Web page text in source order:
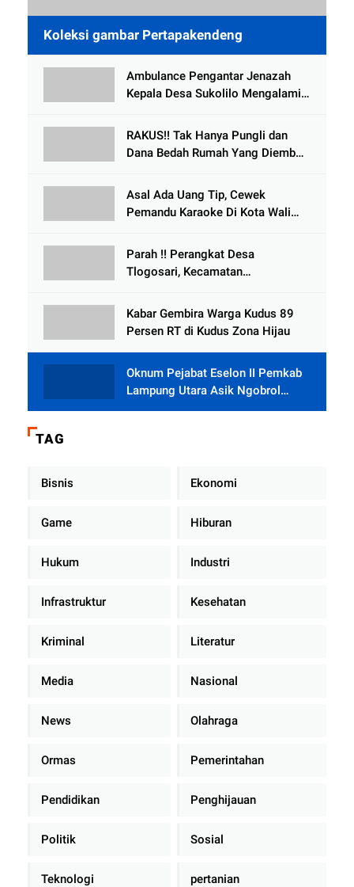
Koleksi gambar Pertapakendeng
Ambulance Pengantar Jenazah
Kepala Desa Sukolilo Mengalami
Meninggal Dunia
RAKUS!! Tak Hanya Pungli dan
Dana Bedah Rumah Yang Diembat,
Tlogowungu, di Duga
Selewengkan Bantuan Mushola
Asal Ada Uang Tip, Cewek
Pemandu Karaoke Di Kota Wali
Parah !! Perangkat Desa
Tlogosari, Kecamatan
Rumah dari BAZNAS
Kabar Gembira Warga Kudus 89
Persen RT di Kudus Zona Hijau
Oknum Pejabat Eselon II Pemkab
Lampung Utara Asik Ngobrol
Dengan Teman Kencan Wanitanya
TAG
Bisnis Ekonomi
Game Hiburan
Hukum Industri
Infrastruktur Kesehatan
Kriminal Literatur
Media Nasional
News Olahraga
Ormas Pemerintahan
Pendidikan Penghijauan
Politik Sosial
Teknologi pertanian